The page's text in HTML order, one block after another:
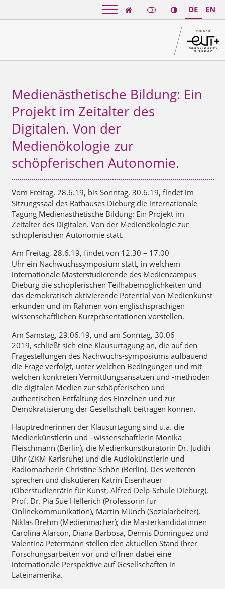
 DE EN
Medienästhetische Bildung: Ein
Projekt im Zeitalter des
Digitalen. Von der
Medienökologie zur
schöpferischen Autonomie.
Vom Freitag, 28.6.19, bis Sonntag, 30.6.19, findet im
Sitzungssaal des Rathauses Dieburg die internationale
Tagung Medienästhetische Bildung: Ein Projekt im
Zeitalter des Digitalen. Von der Medienökologie zur
schöpferischen Autonomie statt.
Am Freitag, 28.6.19, findet von 12.30 – 17.00
Uhrein Nachwuchssymposium statt, in welchem
internationale Masterstudierende des Mediencampus
Dieburg die schöpferischen Teilhabemöglichkeiten und
das demokratisch aktivierende Potential von Medienkunst
erkunden und im Rahmen von englischsprachigen
wissenschaftlichen Kurzpräsentationen vorstellen.
Am Samstag, 29.06.19, und am Sonntag, 30.06
2019, schließt sich eine Klausurtagungan, die auf den
Fragestellungen des Nachwuchs-symposiums aufbauend
die Frage verfolgt, unter welchen Bedingungen und mit
welchen konkreten Vermittlungsansätzen und -methoden
die digitalen Medien zur schöpferischen und
authentischen Entfaltung des Einzelnen und zur
Demokratisierung der Gesellschaft beitragen können.
Hauptrednerinnen der Klausurtagung sind u.a. die
Medienkünstlerin und –wissenschaftlerin Monika
Fleischmann (Berlin), die Medienkunstkuratorin Dr. Judith
Bihr (ZKM Karlsruhe) und die Audiokünstlerin und
Radiomacherin Christine Schön (Berlin). Des weiteren
sprechen und diskutieren Katrin Eisenhauer
(Oberstudienrätin für Kunst, Alfred Delp-Schule Dieburg),
Prof. Dr. Pia Sue Helferich (Professorin für
Onlinekommunikation), Martin Münch (Sozialarbeiter),
Niklas Brehm (Medienmacher); die Masterkandidatinnen
Carolina Alarcon, Diana Barbosa, Dennis Dominguez und
Valentina Petermann stellen den aktuellen Stand ihrer
Forschungsarbeiten vor und öffnen dabei eine
internationale Perspektive auf Gesellschaften in
Lateinamerika.